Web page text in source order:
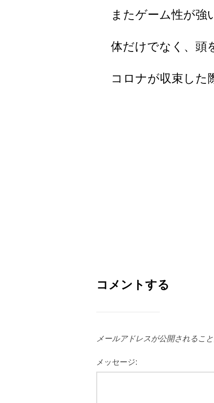
またゲーム性が強
体だけでなく、頭
コロナが収束した
コメントする
メールアドレスが公開されること
メッセージ: